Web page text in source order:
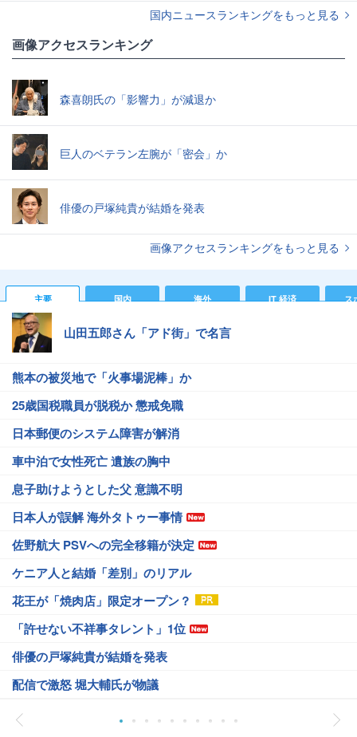
国内ニュースランキングをもっと見る
画像アクセスランキング
森喜朗氏の「影響力」が減退か
巨人のベテラン左腕が「密会」か
俳優の戸塚純貴が結婚を発表
画像アクセスランキングをもっと見る
主要 国内 海外 IT 経済 ス
山田五郎さん「アド街」で名言
熊本の被災地で「火事場泥棒」か
25歳国税職員が脱税か 懲戒免職
日本郵便のシステム障害が解消
車中泊で女性死亡 遺族の胸中
息子助けようとした父 意識不明
日本人が誤解 海外タトゥー事情
佐野航大 PSVへの完全移籍が決定
ケニア人と結婚「差別」のリアル
花王が「焼肉店」限定オープン？
「許せない不祥事タレント」1位
俳優の戸塚純貴が結婚を発表
配信で激怒 堀大輔氏が物議